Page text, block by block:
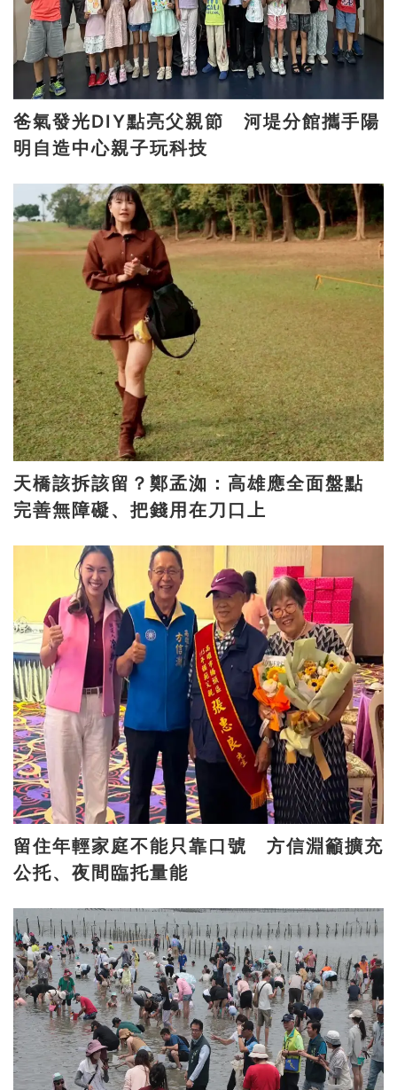
爸氣發光DIY點亮父親節 河堤分館攜手陽
明自造中心親子玩科技
天橋該拆該留？鄭孟洳：高雄應全面盤點
完善無障礙、把錢用在刀口上
留住年輕家庭不能只靠口號 方信淵籲擴充
公托、夜間臨托量能